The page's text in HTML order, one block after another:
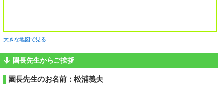
大きな地図で見る
園長先生からご挨拶
園長先生のお名前：松浦義夫